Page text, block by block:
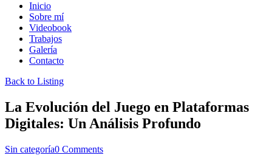
Inicio
Sobre mí
Videobook
Trabajos
Galería
Contacto
Back to Listing
La Evolución del Juego en Plataformas
Digitales: Un Análisis Profundo
Sin categoría0 Comments